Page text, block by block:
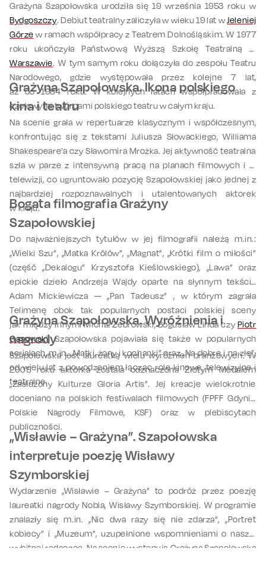
Grażyna Szapołowska urodziła się 19 września 1953 roku w
Bydgoszczy. Debiut teatralny zaliczyła w wieku 19 lat w Jeleniej
Górze w ramach współpracy z Teatrem Dolnośląskim. W 1977
roku ukończyła Państwową Wyższą Szkołę Teatralną w
Warszawie. W tym samym roku dołączyła do zespołu Teatru
Narodowego, gdzie występowała przez kolejne 7 lat,
aż do 1984 roku. W kolejnych latach współpracowała z
czołowymi twórcami polskiego teatru w całym kraju.
Grażyna Szapołowska. Ikona polskiego
kina i teatru
Na scenie grała w repertuarze klasycznym i współczesnym,
konfrontując się z tekstami Juliusza Słowackiego, Williama
Shakespeare’a czy Sławomira Mrożka. Jej aktywność teatralna
szła w parze z intensywną pracą na planach filmowych i w
telewizji, co ugruntowało pozycję Szapołowskiej jako jednej z
najbardziej rozpoznawalnych i utalentowanych aktorek
w kraju.
Bogata filmografia Grażyny
Szapołowskiej
Do najważniejszych tytułów w jej filmografii należą m.in.:
„Wielki Szu”, „Matka Królów”, „Magnat”, „Krótki film o miłości”
(część „Dekalogu” Krzysztofa Kieślowskiego), „Lawa” oraz
epickie dzieło Andrzeja Wajdy oparte na słynnym tekście
Adam Mickiewicza ─ „Pan Tadeusz” , w którym zagrała
Telimenę obok tak popularnych postaci polskiej sceny
jak między innymi Michał Żebrowski, Bogusław Linda czy Piotr
Gąsowski. Szapołowska pojawiała się także w popularnych
serialach, m.in. „Matki, żony i kochanki” oraz „Na dobre i na złe”,
od wielu lat z powodzeniem łącząc role kinowe, telewizyjne i
teatralne.
Grażyna Szapołowska. Wyróżnienia i
nagrody
Szapołowska jest laureatką wielu wyróżnień branżowych. W
2005 roku aktorka została odznaczona Złotym Medalem
„Zasłużony Kulturze Gloria Artis”. Jej kreacje wielokrotnie
doceniano na polskich festiwalach filmowych (FPFF Gdynia,
Polskie Nagrody Filmowe, KSF) oraz w plebiscytach
publiczności.
„Wisławie – Grażyna”. Szapołowska
interpretuje poezję Wisławy
Szymborskiej
Wydarzenie „Wisławie – Grażyna” to podróż przez poezję
laureatki nagrody Nobla, Wisławy Szymborskiej. W programie
znalazły się m.in. „Nic dwa razy się nie zdarza”, „Portret
kobiecy” i „Muzeum”, uzupełnione wspomnieniami o naszej
wybitnej rodaczce. Na scenie występują Grażyna Szapołowska